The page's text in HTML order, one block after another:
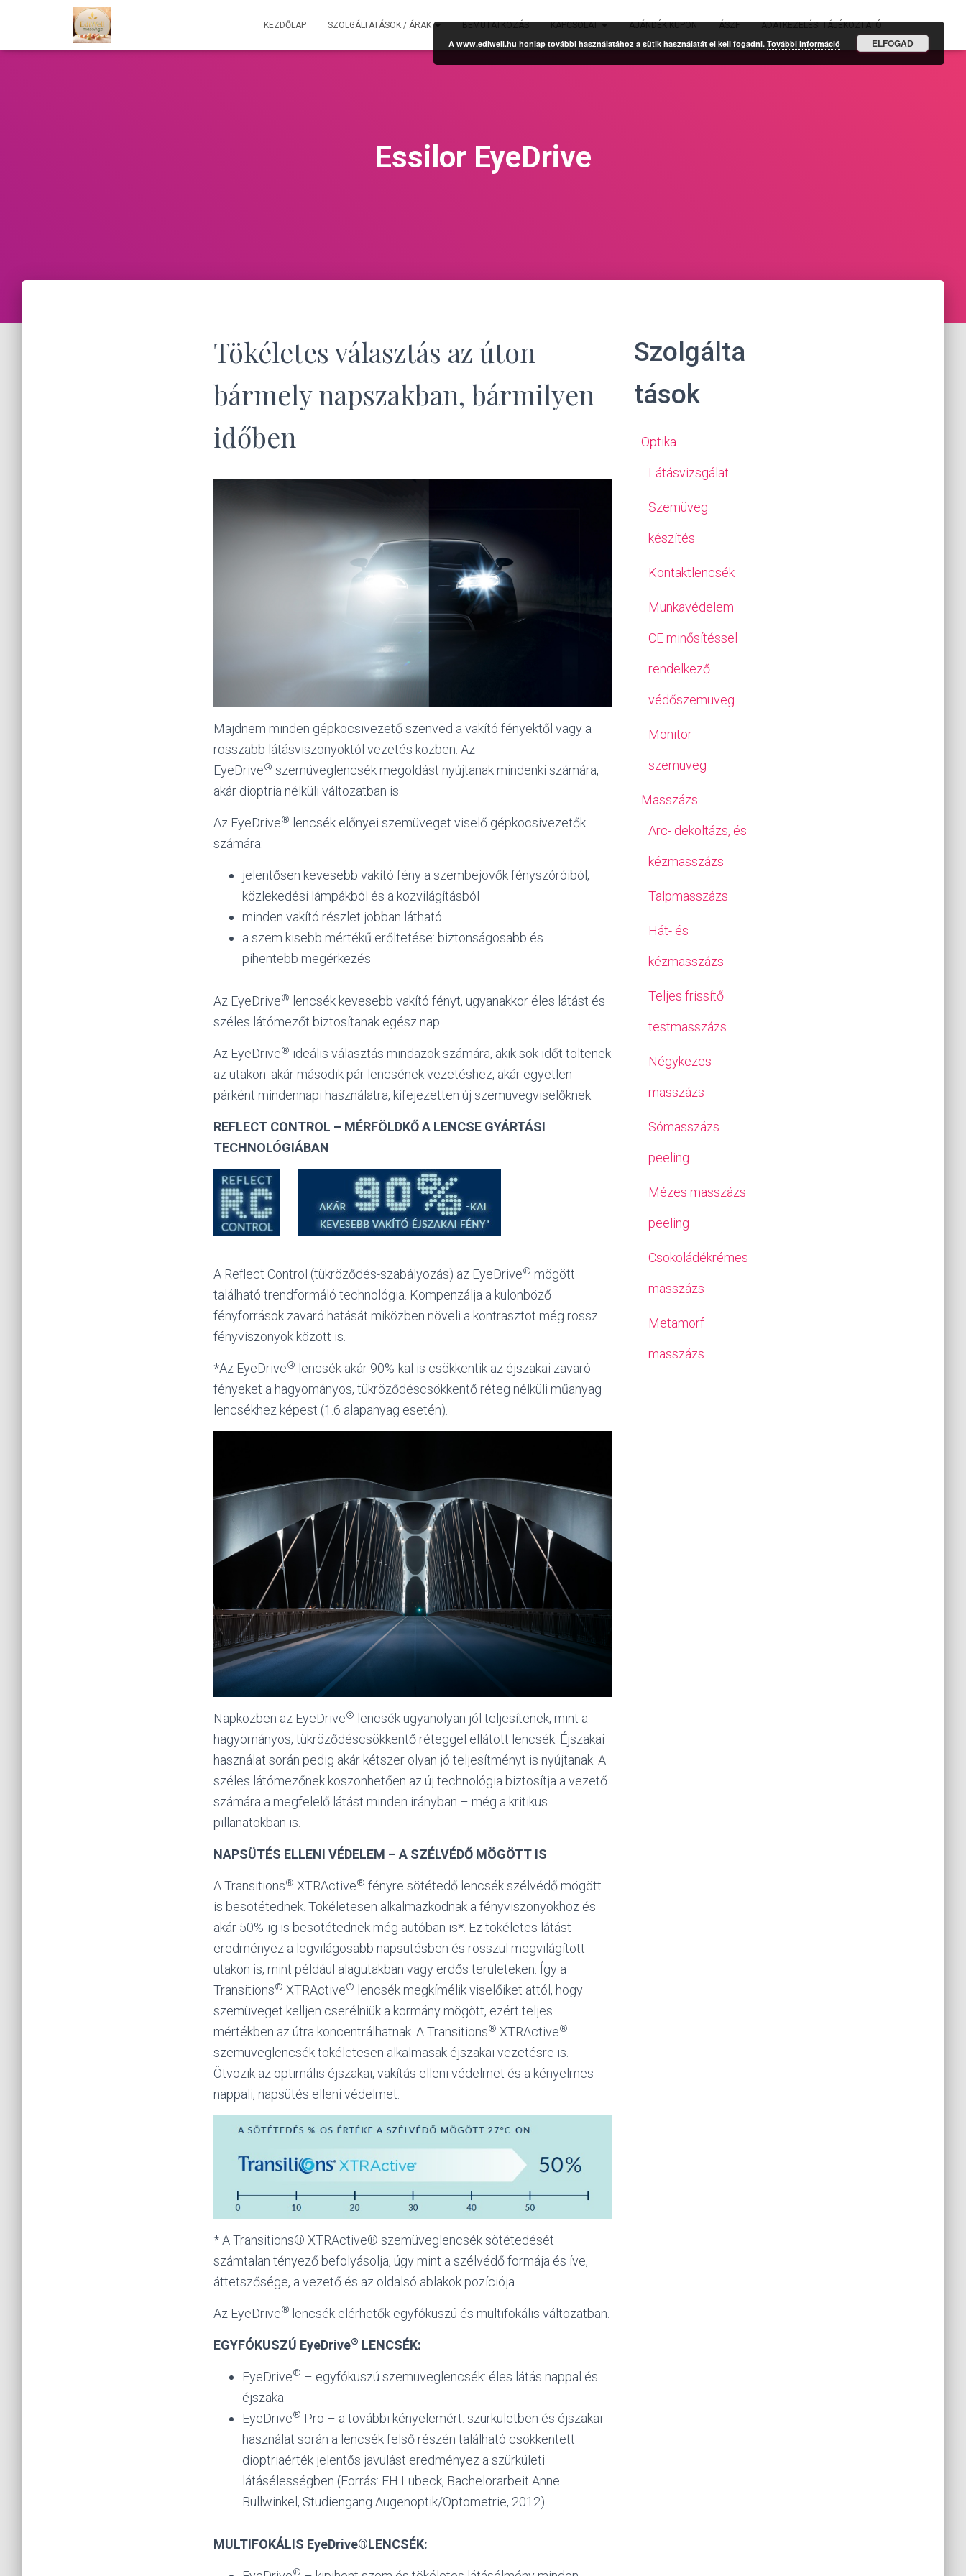
KEZDŐLAP SZOLGÁLTATÁSOK / ÁRAK BEMUTATKOZÁS KAPCSOLAT AJÁNDÉK KUPON ÁSZF ADATKEZELÉSI TÁJÉKOZTATÓ
Essilor EyeDrive
Tökéletes választás az úton
bármely napszakban, bármilyen
időben
Majdnem minden gépkocsivezető szenved a vakító fényektől vagy a
rosszabb látásviszonyoktól vezetés közben. Az
EyeDrive® szemüveglencsék megoldást nyújtanak mindenki számára,
akár dioptria nélküli változatban is.
Az EyeDrive®
lencsék előnyei szemüveget viselő gépkocsivezetők
számára:
jelentősen kevesebb vakító fény a szembejövők fényszóróiból,
közlekedési lámpákból és a közvilágításból
minden vakító részlet jobban látható
a szem kisebb mértékű erőltetése: biztonságosabb és
pihentebb megérkezés
Az EyeDrive®
lencsék kevesebb vakító fényt, ugyanakkor éles látást és
széles látómezőt biztosítanak egész nap.
Az EyeDrive® ideális választás mindazok számára, akik sok időt töltenek
az utakon: akár második pár lencsének vezetéshez, akár egyetlen
párként mindennapi használatra, kifejezetten új szemüvegviselőknek.
REFLECT CONTROL – MÉRFÖLDKŐ A LENCSE GYÁRTÁSI
TECHNOLÓGIÁBAN
A Reflect Control (tükröződés-szabályozás) az EyeDrive® mögött
található trendformáló technológia. Kompenzálja a különböző
fényforrások zavaró hatását miközben növeli a kontrasztot még rossz
fényviszonyok között is.
*Az EyeDrive®
lencsék akár 90%-kal is csökkentik az éjszakai zavaró
fényeket a hagyományos, tükröződéscsökkentő réteg nélküli műanyag
lencsékhez képest (1.6 alapanyag esetén).
Napközben az EyeDrive®
lencsék ugyanolyan jól teljesítenek, mint a
hagyományos, tükröződéscsökkentő réteggel ellátott lencsék. Éjszakai
használat során pedig akár kétszer olyan jó teljesítményt is nyújtanak. A
széles látómezőnek köszönhetően az új technológia biztosítja a vezető
számára a megfelelő látást minden irányban – még a kritikus
pillanatokban is.
NAPSÜTÉS ELLENI VÉDELEM – A SZÉLVÉDŐ MÖGÖTT IS
A Transitions® XTRActive® fényre sötétedő lencsék szélvédő mögött
is besötétednek. Tökéletesen alkalmazkodnak a fényviszonyokhoz és
akár 50%-ig is besötétednek még autóban is*. Ez tökéletes látást
eredményez a legvilágosabb napsütésben és rosszul megvilágított
utakon is, mint például alagutakban vagy erdős területeken. Így a
Transitions® XTRActive®
lencsék megkímélik viselőiket attól, hogy
szemüveget kelljen cserélniük a kormány mögött, ezért teljes
mértékben az útra koncentrálhatnak. A Transitions® XTRActive®
szemüveglencsék tökéletesen alkalmasak éjszakai vezetésre is.
Ötvözik az optimális éjszakai, vakítás elleni védelmet és a kényelmes
nappali, napsütés elleni védelmet.
* A Transitions® XTRActive® szemüveglencsék sötétedését
számtalan tényező befolyásolja, úgy mint a szélvédő formája és íve,
áttetszősége, a vezető és az oldalsó ablakok pozíciója.
Az EyeDrive® lencsék elérhetők egyfókuszú és multifokális változatban.
EGYFÓKUSZÚ EyeDrive® LENCSÉK:
EyeDrive® – egyfókuszú szemüveglencsék: éles látás nappal és
éjszaka
EyeDrive® Pro – a további kényelemért: szürkületben és éjszakai
használat során a lencsék felső részén található csökkentett
dioptriaérték jelentős javulást eredményez a szürkületi
látásélességben (Forrás: FH Lübeck, Bachelorarbeit Anne
Bullwinkel, Studiengang Augenoptik/Optometrie, 2012)
MULTIFOKÁLIS EyeDrive®LENCSÉK:
®
Szolgálta
tások
Optika
Látásvizsgálat
Szemüveg
készítés
Kontaktlencsék
Munkavédelem –
CE minősítéssel
rendelkező
védőszemüveg
Monitor
szemüveg
Masszázs
Arc- dekoltázs, és
kézmasszázs
Talpmasszázs
Hát- és
kézmasszázs
Teljes frissítő
testmasszázs
Négykezes
masszázs
Sómasszázs
peeling
Mézes masszázs
peeling
Csokoládékrémes
masszázs
Metamorf
masszázs
A www.ediwell.hu honlap további használatához a sütik használatát el kell fogadni. További információ ELFOGAD